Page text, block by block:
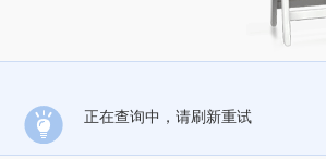
正在查询中，请刷新重试